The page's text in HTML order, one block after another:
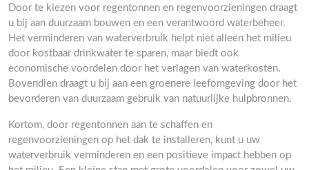
Door te kiezen voor regentonnen en regenvoorzieningen draagt
u bij aan duurzaam bouwen en een verantwoord waterbeheer.
Het verminderen van waterverbruik helpt niet alleen het milieu
door kostbaar drinkwater te sparen, maar biedt ook
economische voordelen door het verlagen van waterkosten.
Bovendien draagt u bij aan een groenere leefomgeving door het
bevorderen van duurzaam gebruik van natuurlijke hulpbronnen.
Kortom, door regentonnen aan te schaffen en
regenvoorzieningen op het dak te installeren, kunt u uw
waterverbruik verminderen en een positieve impact hebben op